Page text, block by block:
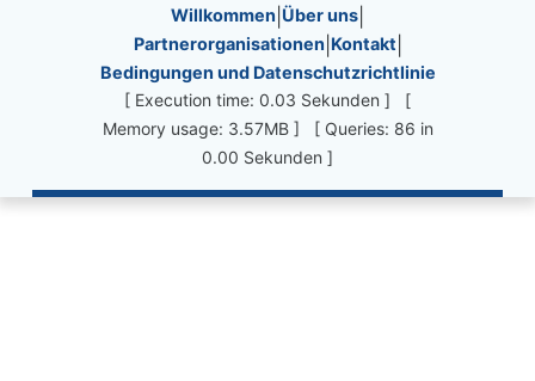
Site information, links, etc.
Willkommen Über uns
Partnerorganisationen Kontakt
Bedingungen und Datenschutzrichtlinie
[ Execution time: 0.03 Sekunden ] [
Memory usage: 3.57MB ] [ Queries: 86 in
0.00 Sekunden ]